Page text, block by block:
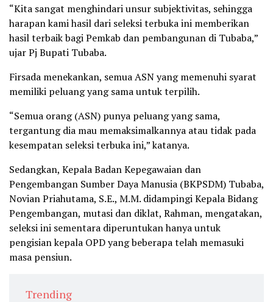
“Kita sangat menghindari unsur subjektivitas, sehingga
harapan kami hasil dari seleksi terbuka ini memberikan
hasil terbaik bagi Pemkab dan pembangunan di Tubaba,”
ujar Pj Bupati Tubaba.
Firsada menekankan, semua ASN yang memenuhi syarat
memiliki peluang yang sama untuk terpilih.
“Semua orang (ASN) punya peluang yang sama,
tergantung dia mau memaksimalkannya atau tidak pada
kesempatan seleksi terbuka ini,” katanya.
Sedangkan, Kepala Badan Kepegawaian dan
Pengembangan Sumber Daya Manusia (BKPSDM) Tubaba,
Novian Priahutama, S.E., M.M. didampingi Kepala Bidang
Pengembangan, mutasi dan diklat, Rahman, mengatakan,
seleksi ini sementara diperuntukan hanya untuk
pengisian kepala OPD yang beberapa telah memasuki
masa pensiun.
Trending